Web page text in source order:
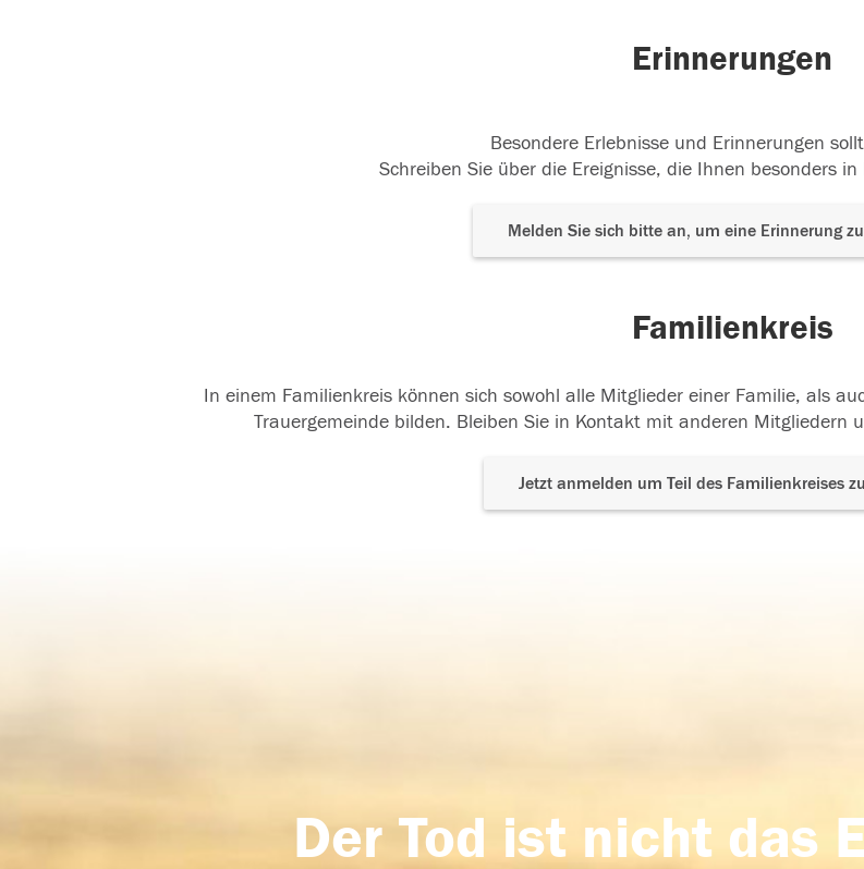
Erinnerungen
Besondere Erlebnisse und Erinnerungen
Schreiben Sie über die Ereignisse, die Ihnen besonders
Melden Sie sich bitte an, um eine Erinnerung
Familienkreis
In einem Familienkreis können sich sowohl alle Mitglieder einer Familie, als
Trauergemeinde bilden. Bleiben Sie in Kontakt mit anderen Mitgliedern
Jetzt anmelden um Teil des Familienkreises
Der Tod ist nicht das